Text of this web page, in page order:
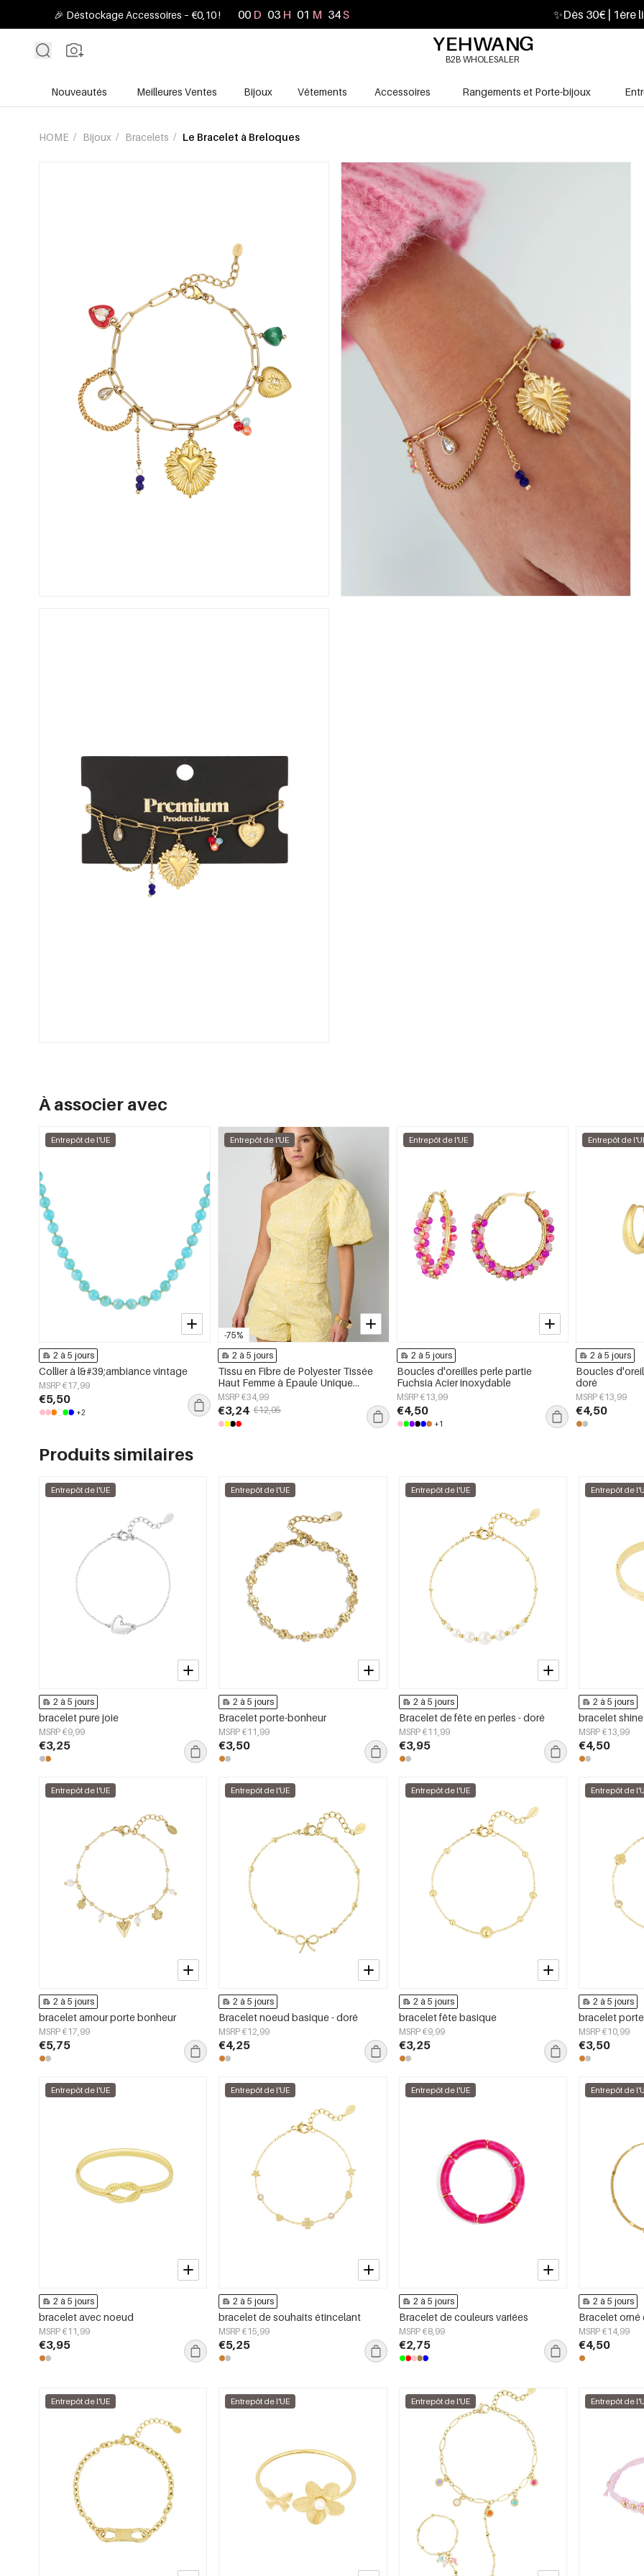
🎉 Déstockage Accessoires – €0,10 ! 00 D 03 H 01 M 32S ✨Dès 30€ | 1ère
B2B WHOLESALER
Nouveautés Meilleures Ventes Bijoux Vêtements Accessoires Rangements et Porte-bijoux
HOME / Bijoux / Bracelets / Le Bracelet à Breloques
À associer avec
Entrepôt de l'UE
2 à 5 jours
Collier à l&#39;ambiance vintage
MSRP €17,99
€5,50
+2
-75%
Entrepôt de l'UE
2 à 5 jours
Tissu en Fibre de Polyester Tissée
Haut Femme à Épaule Unique
Imprimé Floral Élégant
MSRP €34,99
€3,24 €12,95
Entrepôt de l'UE
2 à 5 jours
Boucles d'oreilles perle partie
Fuchsia Acier inoxydable
MSRP €13,99
€4,50
+1
Entrepôt de
2 à 5 jours
Boucles
doré
MSRP €13,99
€4,50
Produits similaires
Entrepôt de l'UE
2 à 5 jours
bracelet pure joie
MSRP €9,99
€3,25
Entrepôt de l'UE
2 à 5 jours
Bracelet porte-bonheur
MSRP €11,99
€3,50
Entrepôt de l'UE
2 à 5 jours
Bracelet de fête en perles - doré
MSRP €11,99
€3,95
Entrepôt de
2 à 5 jours
bracelet
MSRP €13,99
€4,50
Entrepôt de l'UE
2 à 5 jours
bracelet amour porte bonheur
MSRP €17,99
€5,75
Entrepôt de l'UE
2 à 5 jours
Bracelet noeud basique - doré
MSRP €12,99
€4,25
Entrepôt de l'UE
2 à 5 jours
bracelet fête basique
MSRP €9,99
€3,25
Entrepôt de
2 à 5 jours
bracelet
MSRP €10,99
€3,50
Entrepôt de l'UE
2 à 5 jours
bracelet avec noeud
MSRP €11,99
€3,95
Entrepôt de l'UE
2 à 5 jours
bracelet de souhaits étincelant
MSRP €15,99
€5,25
Entrepôt de l'UE
2 à 5 jours
Bracelet de couleurs variées
MSRP €8,99
€2,75
Entrepôt de
2 à 5 jours
Bracelet orné
MSRP €14,99
€4,50
Entrepôt de l'UE Entrepôt de l'UE Entrepôt de l'UE Entrepôt de